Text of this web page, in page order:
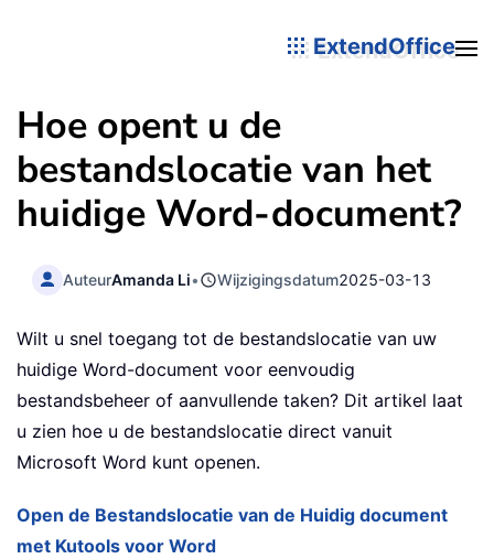
ExtendOffice
Hoe opent u de
bestandslocatie van het
huidige Word-document?
AuteurAmanda Li• Wijzigingsdatum2025-03-13
Wilt u snel toegang tot de bestandslocatie van uw
huidige Word-document voor eenvoudig
bestandsbeheer of aanvullende taken? Dit artikel laat
u zien hoe u de bestandslocatie direct vanuit
Microsoft Word kunt openen.
Open de Bestandslocatie van de Huidig document
met Kutools voor Word